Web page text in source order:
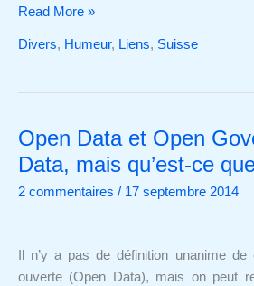
Read More »
Divers, Humeur, Liens, Suisse
Open Data et Open
Data, mais qu’est-ce
2 commentaires / 17 septembre 2014
Il n’y a pas de définition unanime de
ouverte (Open Data), mais on peut
Open
Data
Open
mais